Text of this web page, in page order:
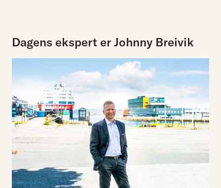
Dagens ekspert er Johnny Breivik